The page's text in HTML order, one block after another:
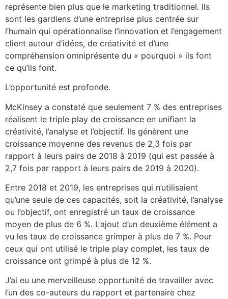
représente bien plus que le marketing traditionnel. Ils
sont les gardiens d’une entreprise plus centrée sur
l’humain qui opérationnalise l’innovation et l’engagement
client autour d’idées, de créativité et d’une
compréhension omniprésente du « pourquoi » ils font
ce qu’ils font.
L’opportunité est profonde.
McKinsey a constaté que seulement 7 % des entreprises
réalisent le triple play de croissance en unifiant la
créativité, l’analyse et l’objectif. Ils génèrent une
croissance moyenne des revenus de 2,3 fois par
rapport à leurs pairs de 2018 à 2019 (qui est passée à
2,7 fois par rapport à leurs pairs de 2019 à 2020).
Entre 2018 et 2019, les entreprises qui n’utilisaient
qu’une seule de ces capacités, soit la créativité, l’analyse
ou l’objectif, ont enregistré un taux de croissance
moyen de plus de 6 %. L’ajout d’un deuxième élément a
vu les taux de croissance grimper à plus de 7 %. Pour
ceux qui ont utilisé le triple play complet, les taux de
croissance ont grimpé à plus de 12 %.
J’ai eu une merveilleuse opportunité de travailler avec
l’un des co-auteurs du rapport et partenaire chez